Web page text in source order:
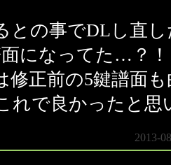
との事でDLし直
になってた…？！
修正前の5鍵譜面
れで良かったと思
2013-